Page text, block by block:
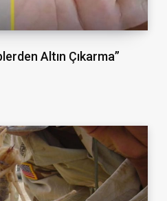
Altın Çıkarma”